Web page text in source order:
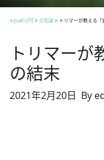
equall LIFE> 豆知識> トリマーが教える
トリマーが
の結末
2021年2月20日 By